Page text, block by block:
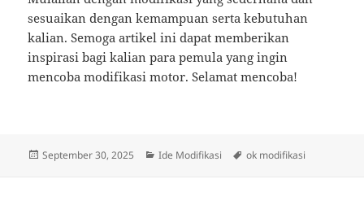
sesuaikan dengan kemampuan serta kebutuhan
kalian. Semoga artikel ini dapat memberikan
inspirasi bagi kalian para pemula yang ingin
mencoba modifikasi motor. Selamat mencoba!
Posted
September 30, 2025 Categories
Ide Modifikasi Tags
ok modifikasi